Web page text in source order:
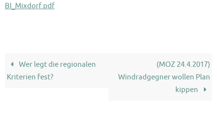
BI_Mixdorf.pdf
Wer legt die regionalen
Kriterien fest?
(MOZ 24.4.2017)
Windradgegner wollen Plan
kippen